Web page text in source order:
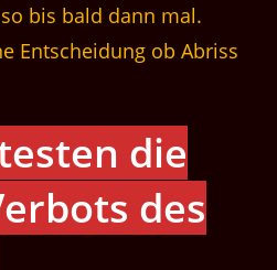
bis bald dann mal.
Entscheidung ob Abriss
die
des